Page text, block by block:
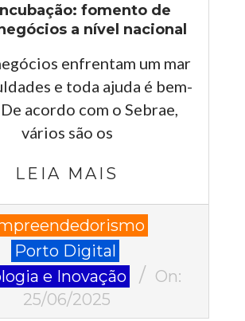
fomento de
a nível nacional
enfrentam um mar
e toda ajuda é bem-
acordo com o Sebrae,
vários são os
LEIA MAIS
Porto Digital
e Inovação
On:
25/06/2025